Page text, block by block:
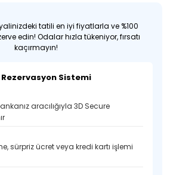
tatili en iyi fiyatlarla ve %100
edin! Odalar hızla tükeniyor, fırsatı
kaçırmayın!
Rezervasyon Sistemi
aracılığıyla 3D Secure
sürpriz ücret veya kredi kartı işlemi